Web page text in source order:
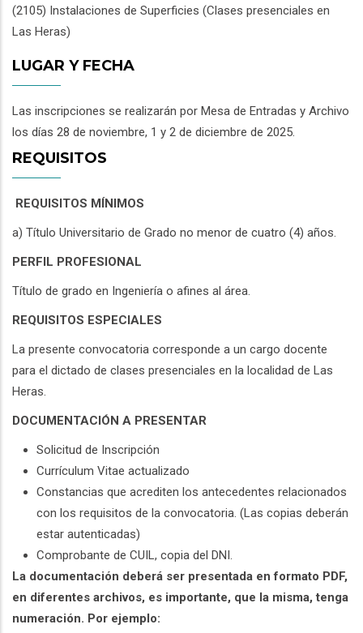
(2105) Instalaciones de Superficies (Clases presenciales en
Las Heras)
LUGAR Y FECHA
Las inscripciones se realizarán por Mesa de Entradas y Archivo
los días 28 de noviembre, 1 y 2 de diciembre de 2025.
REQUISITOS
REQUISITOS MÍNIMOS
a) Título Universitario de Grado no menor de cuatro (4) años.
PERFIL PROFESIONAL
Título de grado en Ingeniería o afines al área.
REQUISITOS ESPECIALES
La presente convocatoria corresponde a un cargo docente
para el dictado de clases presenciales en la localidad de Las
Heras.
DOCUMENTACIÓN A PRESENTAR
Solicitud de Inscripción
Currículum Vitae actualizado
Constancias que acrediten los antecedentes relacionados
con los requisitos de la convocatoria. (Las copias deberán
estar autenticadas)
Comprobante de CUIL, copia del DNI.
La documentación deberá ser presentada en formato PDF,
en diferentes archivos, es importante, que la misma, tenga
numeración. Por ejemplo: